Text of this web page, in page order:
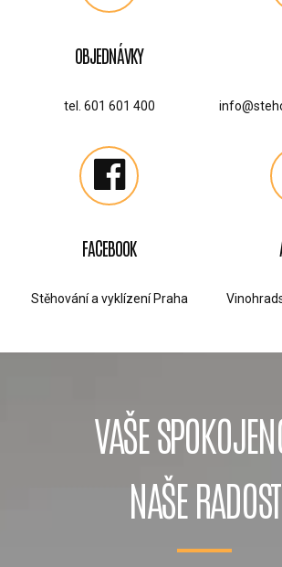
OBJEDNÁVKY
tel. 601 601 400
FACEBOOK
Stěhování a vyklízení Praha
VAŠE
NAŠE RADOST